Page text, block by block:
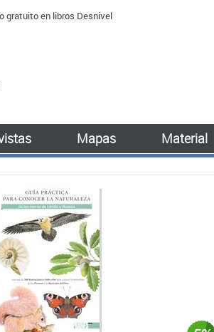
gratuito en libros Desnivel
Mapas Material